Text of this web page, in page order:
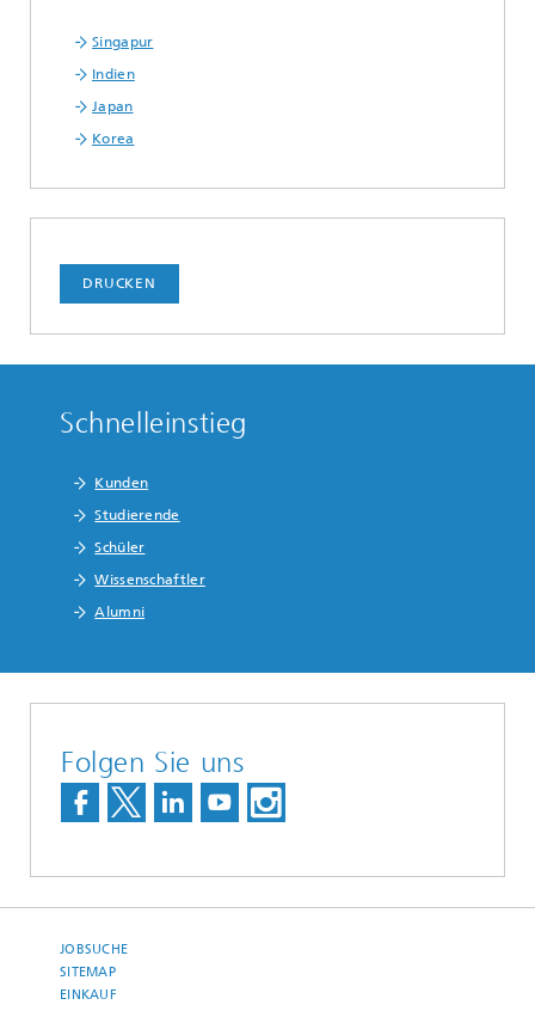
Singapur
Indien
Japan
Korea
DRUCKEN
Schnelleinstieg
Kunden
Studierende
Schüler
Wissenschaftler
Alumni
Folgen Sie uns
JOBSUCHE
SITEMAP
EINKAUF